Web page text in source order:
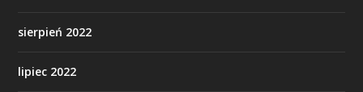
sierpień 2022
lipiec 2022